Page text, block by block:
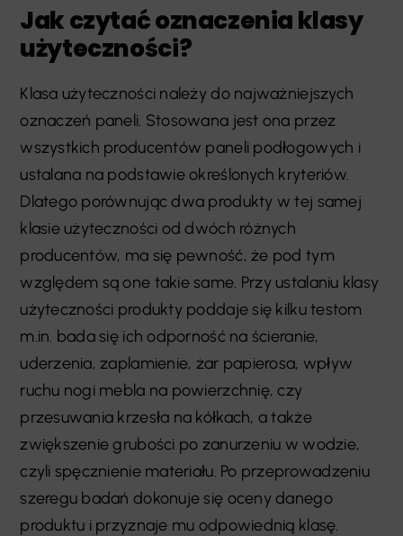
Jak czytać oznaczenia klasy
użyteczności?
Klasa użyteczności należy do najważniejszych
oznaczeń paneli. Stosowana jest ona przez
wszystkich producentów paneli podłogowych i
ustalana na podstawie określonych kryteriów.
Dlatego porównując dwa produkty w tej samej
klasie użyteczności od dwóch różnych
producentów, ma się pewność, że pod tym
względem są one takie same. Przy ustalaniu klasy
użyteczności produkty poddaje się kilku testom
m.in. bada się ich odporność na ścieranie,
uderzenia, zaplamienie, żar papierosa, wpływ
ruchu nogi mebla na powierzchnię, czy
przesuwania krzesła na kółkach, a także
zwiększenie grubości po zanurzeniu w wodzie,
czyli spęcznienie materiału. Po przeprowadzeniu
szeregu badań dokonuje się oceny danego
produktu i przyznaje mu odpowiednią klasę.